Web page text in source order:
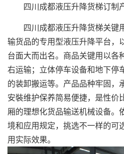
四川成都​液压升降货梯订制
四川成都液压升降货梯关键
输货品的专用型液压升降平台，
台面大而出名。商品关键用以各
右运输；立体停车设备和地下停
的装卸搬运等。产品品种牢固，
安裝维护保养简易便捷，是性价
厢的理想化货品输送机械设备。
境和应用规定，挑选不一样的可
用实际效果。